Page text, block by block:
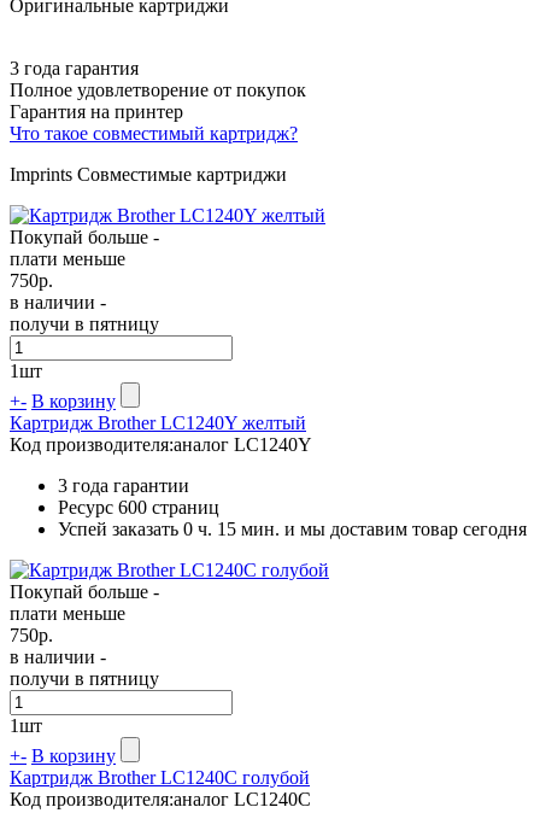
Оригинальные картриджи
3 года гарантия
Полное удовлетворение от покупок
Гарантия на принтер
Что такое совместимый картридж?
Imprints Совместимые картриджи
Покупай больше -
плати меньше
750р.
в наличии -
получи в пятницу
1шт
+- В корзину
Картридж Brother LC1240Y желтый
Код производителя:аналог LC1240Y
3 года гарантии
Ресурс 600 страниц
Успей заказать 0 ч. 15 мин. и мы доставим товар сегодня
Покупай больше -
плати меньше
750р.
в наличии -
получи в пятницу
1шт
+- В корзину
Картридж Brother LC1240C голубой
Код производителя:аналог LC1240C